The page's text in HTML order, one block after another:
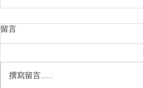
留言
撰寫留言......